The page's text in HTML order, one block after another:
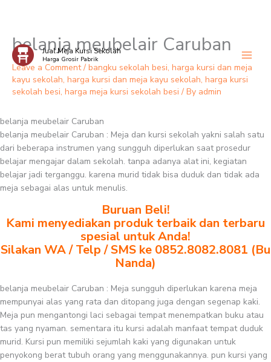
Skip
content
Jual Meja Kursi Sekolah
Harga Grosir Pabrik
belanja meubelair Caruban
Leave a Comment / bangku sekolah besi, harga kursi dan meja
kayu sekolah, harga kursi dan meja kayu sekolah, harga kursi
sekolah besi, harga meja kursi sekolah besi / By admin
belanja meubelair Caruban
belanja meubelair Caruban : Meja dan kursi sekolah yakni salah satu
dari beberapa instrumen yang sungguh diperlukan saat prosedur
belajar mengajar dalam sekolah. tanpa adanya alat ini, kegiatan
belajar jadi terganggu. karena murid tidak bisa duduk dan tidak ada
meja sebagai alas untuk menulis.
Buruan Beli!
Kami menyediakan produk terbaik dan terbaru
spesial untuk Anda!
Silakan WA / Telp / SMS ke 0852.8082.8081 (Bu
Nanda)
belanja meubelair Caruban : Meja sungguh diperlukan karena meja
mempunyai alas yang rata dan ditopang juga dengan segenap kaki.
Meja pun mengantongi laci sebagai tempat menempatkan buku atau
tas yang nyaman. sementara itu kursi adalah manfaat tempat duduk
murid. Kursi pun memiliki sejumlah kaki yang digunakan untuk
penyokong berat tubuh orang yang menggunakannya. pun kursi yang